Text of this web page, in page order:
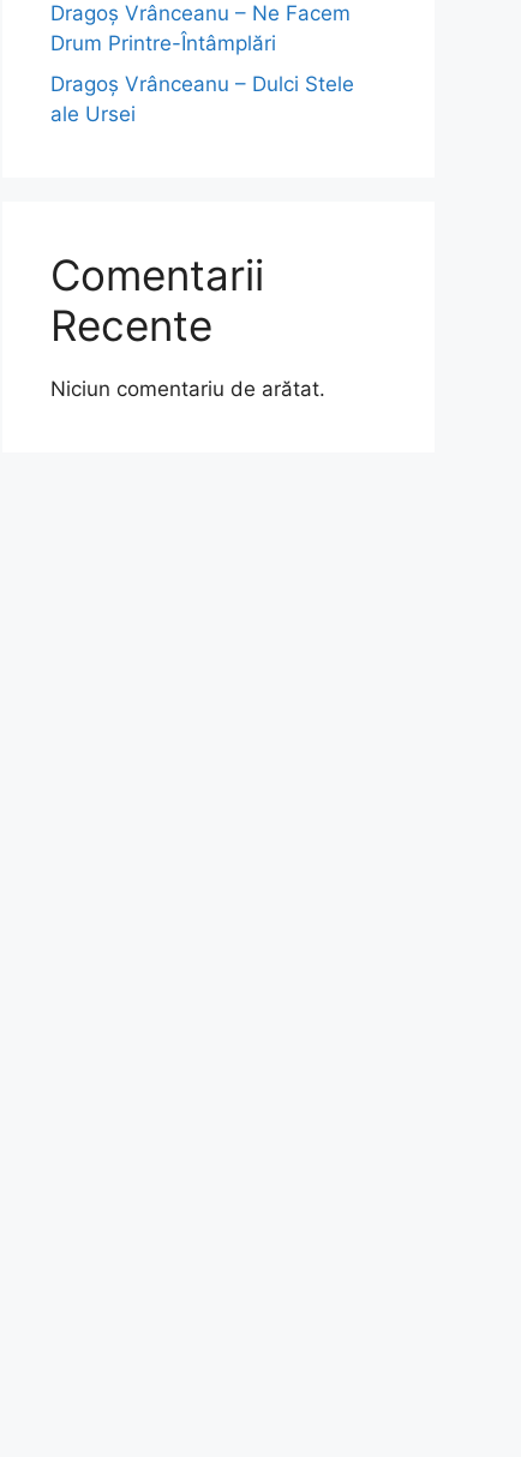
Dragoş Vrânceanu – Ne Facem
Drum Printre-Întâmplări
Dragoş Vrânceanu – Dulci Stele
ale Ursei
Comentarii
Recente
Niciun comentariu de arătat.